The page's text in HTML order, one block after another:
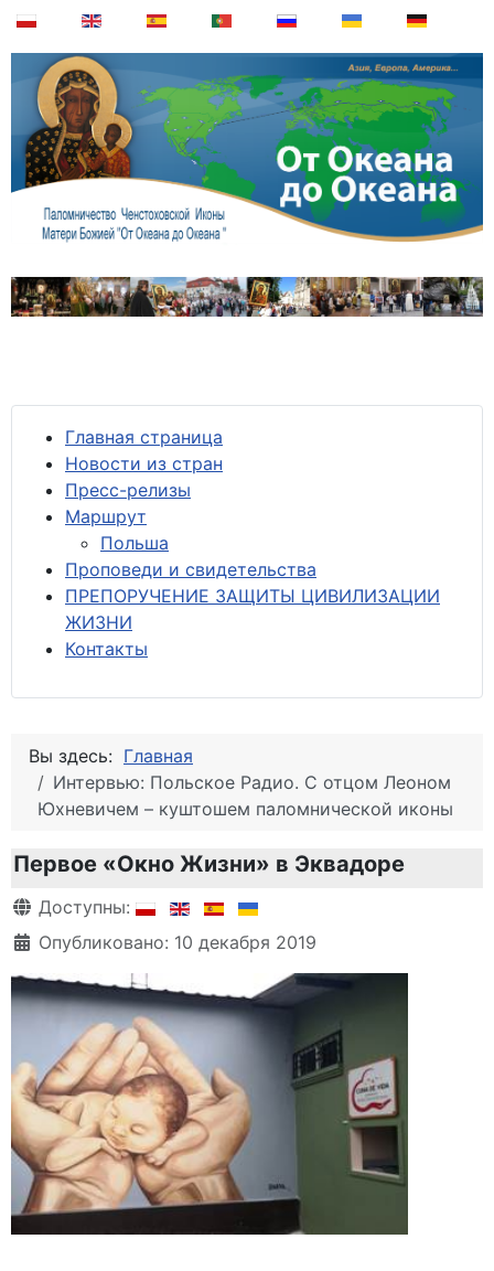
Главная страница
Новости из стран
Пресс-релизы
Маршрут
Польша
Проповеди и свидетельства
ПРЕПОРУЧЕНИЕ ЗАЩИТЫ ЦИВИЛИЗАЦИИ
ЖИЗНИ
Контакты
Вы здесь: Главная
Интервью: Польское Радио. С отцом Леоном
Юхневичем – куштошем паломнической иконы
Первое «Окно Жизни» в Эквадоре
Информация о материале
Доступны:
Опубликовано: 10 декабря 2019